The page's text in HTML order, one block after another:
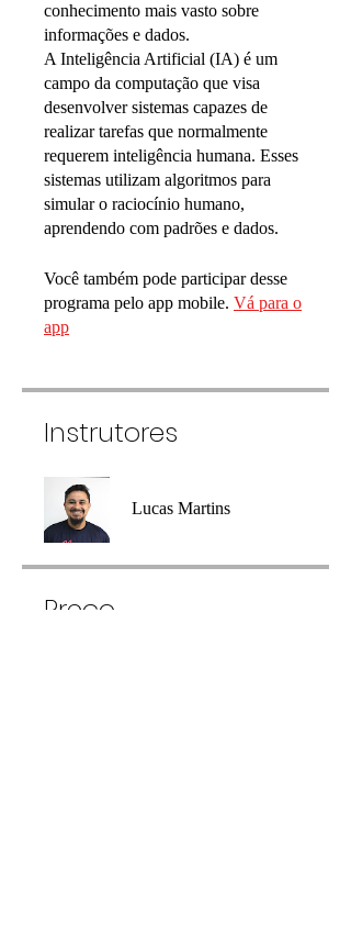
conhecimento mais vasto sobre
informações e dados.
A Inteligência Artificial (IA) é um
campo da computação que visa
desenvolver sistemas capazes de
realizar tarefas que normalmente
requerem inteligência humana. Esses
sistemas utilizam algoritmos para
simular o raciocínio humano,
Você também pode participar desse
programa pelo app mobile. Vá para o
app
Instrutores
Lucas Martins
Preço